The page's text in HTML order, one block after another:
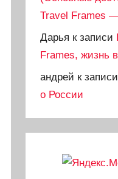
Travel Frames
Дарья к записи
Frames, жизнь
андрей к записи
о России